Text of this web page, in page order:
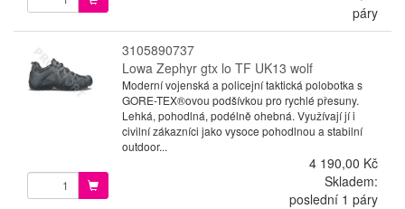
páry
3105890737
Lowa Zephyr gtx lo TF UK13 wolf
Moderní vojenská a policejní taktická polobotka s
GORE-TEX®ovou podšívkou pro rychlé přesuny.
Lehká, pohodlná, podélně ohebná. Využívají jí i
civilní zákazníci jako vysoce pohodlnou a stabilní
outdoor...
4 190,00 Kč
Skladem:
poslední 1 páry